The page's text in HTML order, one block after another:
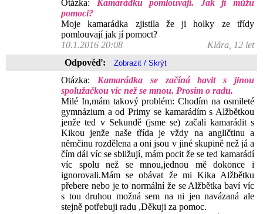
Otázka: Kamarádku pomlouvají. Jak jí můžu
pomoci?
Moje kamarádka zjistila že ji holky ze třídy
pomlouvají jak jí pomoct?
10.1.2016 20:08
Klára, 12 let
Odpověď:
Otázka: Kamarádka se začíná bavit s jinou
spolužačkou víc než se mnou. Prosím o radu.
Milé In,mám takový problém: Chodím na osmileté
gymnázium a od Primy se kamarádím s Alžbětkou
jenže ted v Sekundě (jsme se) začali kamarádit s
Kikou jenže naše třída je vždy na angličtinu a
němčinu rozdělena a oni jsou v jiné skupině než já a
čím dál víc se sbližují, mám pocit že se ted kamarádí
víc spolu než se mnou,jednou mě dokonce i
ignorovali.Mám se obávat že mi Kika Alžbětku
přebere nebo je to normální že se Alžbětka baví víc
s tou druhou možná sem na ni jen navázaná ale
stejně potřebuji radu ,Děkuji za pomoc.